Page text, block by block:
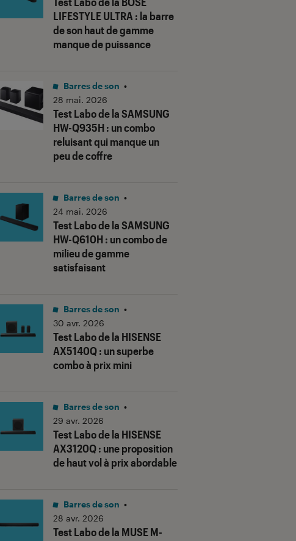
sous notes"
LIFESTYLE ULTRA : la barre
de son haut de gamme
manque de puissance
Test Labo de la SAMSUNG
HW-Q935H : un combo
reluisant qui manque un
peu de coffre
Barres de son •
28 mai. 2026
Test Labo de la SAMSUNG
HW-Q610H : un combo de
milieu de gamme
satisfaisant
Barres de son •
24 mai. 2026
Test Labo de la HISENSE
AX5140Q : un superbe
combo à prix mini
Barres de son •
30 avr. 2026
Test Labo de la HISENSE
AX3120Q : une proposition
de haut vol à prix abordable
Barres de son •
29 avr. 2026
Test Labo de la MUSE M-
Barres de son •
28 avr. 2026